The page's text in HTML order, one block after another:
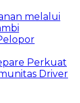
melalui
Perkuat
Driver